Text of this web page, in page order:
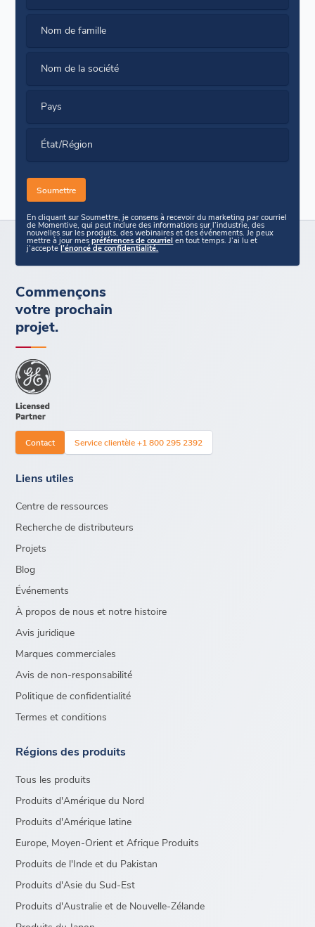
Nom de famille
Nom de la société
Pays
État/Région
En cliquant sur Soumettre, je consens à recevoir du marketing par courriel
de Momentive, qui peut inclure des informations sur l’industrie, des
nouvelles sur les produits, des webinaires et des événements. Je peux
mettre à jour mespréférences de courriel en tout temps. J’ai lu et
j’acceptel’énoncé de confidentialité.
Commençons
votre prochain
projet.
Contact Service clientèle +1 800 295 2392
Liens utiles
Centre de ressources
Recherche de distributeurs
Projets
Blog
Événements
À propos de nous et notre histoire
Avis juridique
Marques commerciales
Avis de non-responsabilité
Politique de confidentialité
Termes et conditions
Régions des produits
Tous les produits
Produits d'Amérique du Nord
Produits d'Amérique latine
Europe, Moyen-Orient et Afrique Produits
Produits de l'Inde et du Pakistan
Produits d'Asie du Sud-Est
Produits d'Australie et de Nouvelle-Zélande